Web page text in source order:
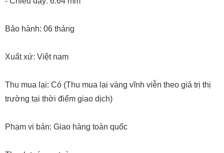
- Chiều dày: 6.64 mm
Bảo hành: 06 tháng
Xuất xứ: Việt nam
Thu mua lại: Có (Thu mua lại vàng vĩnh viễn theo giá trị thị
trường tại thời điểm giao dịch)
Phạm vi bán: Giao hàng toàn quốc